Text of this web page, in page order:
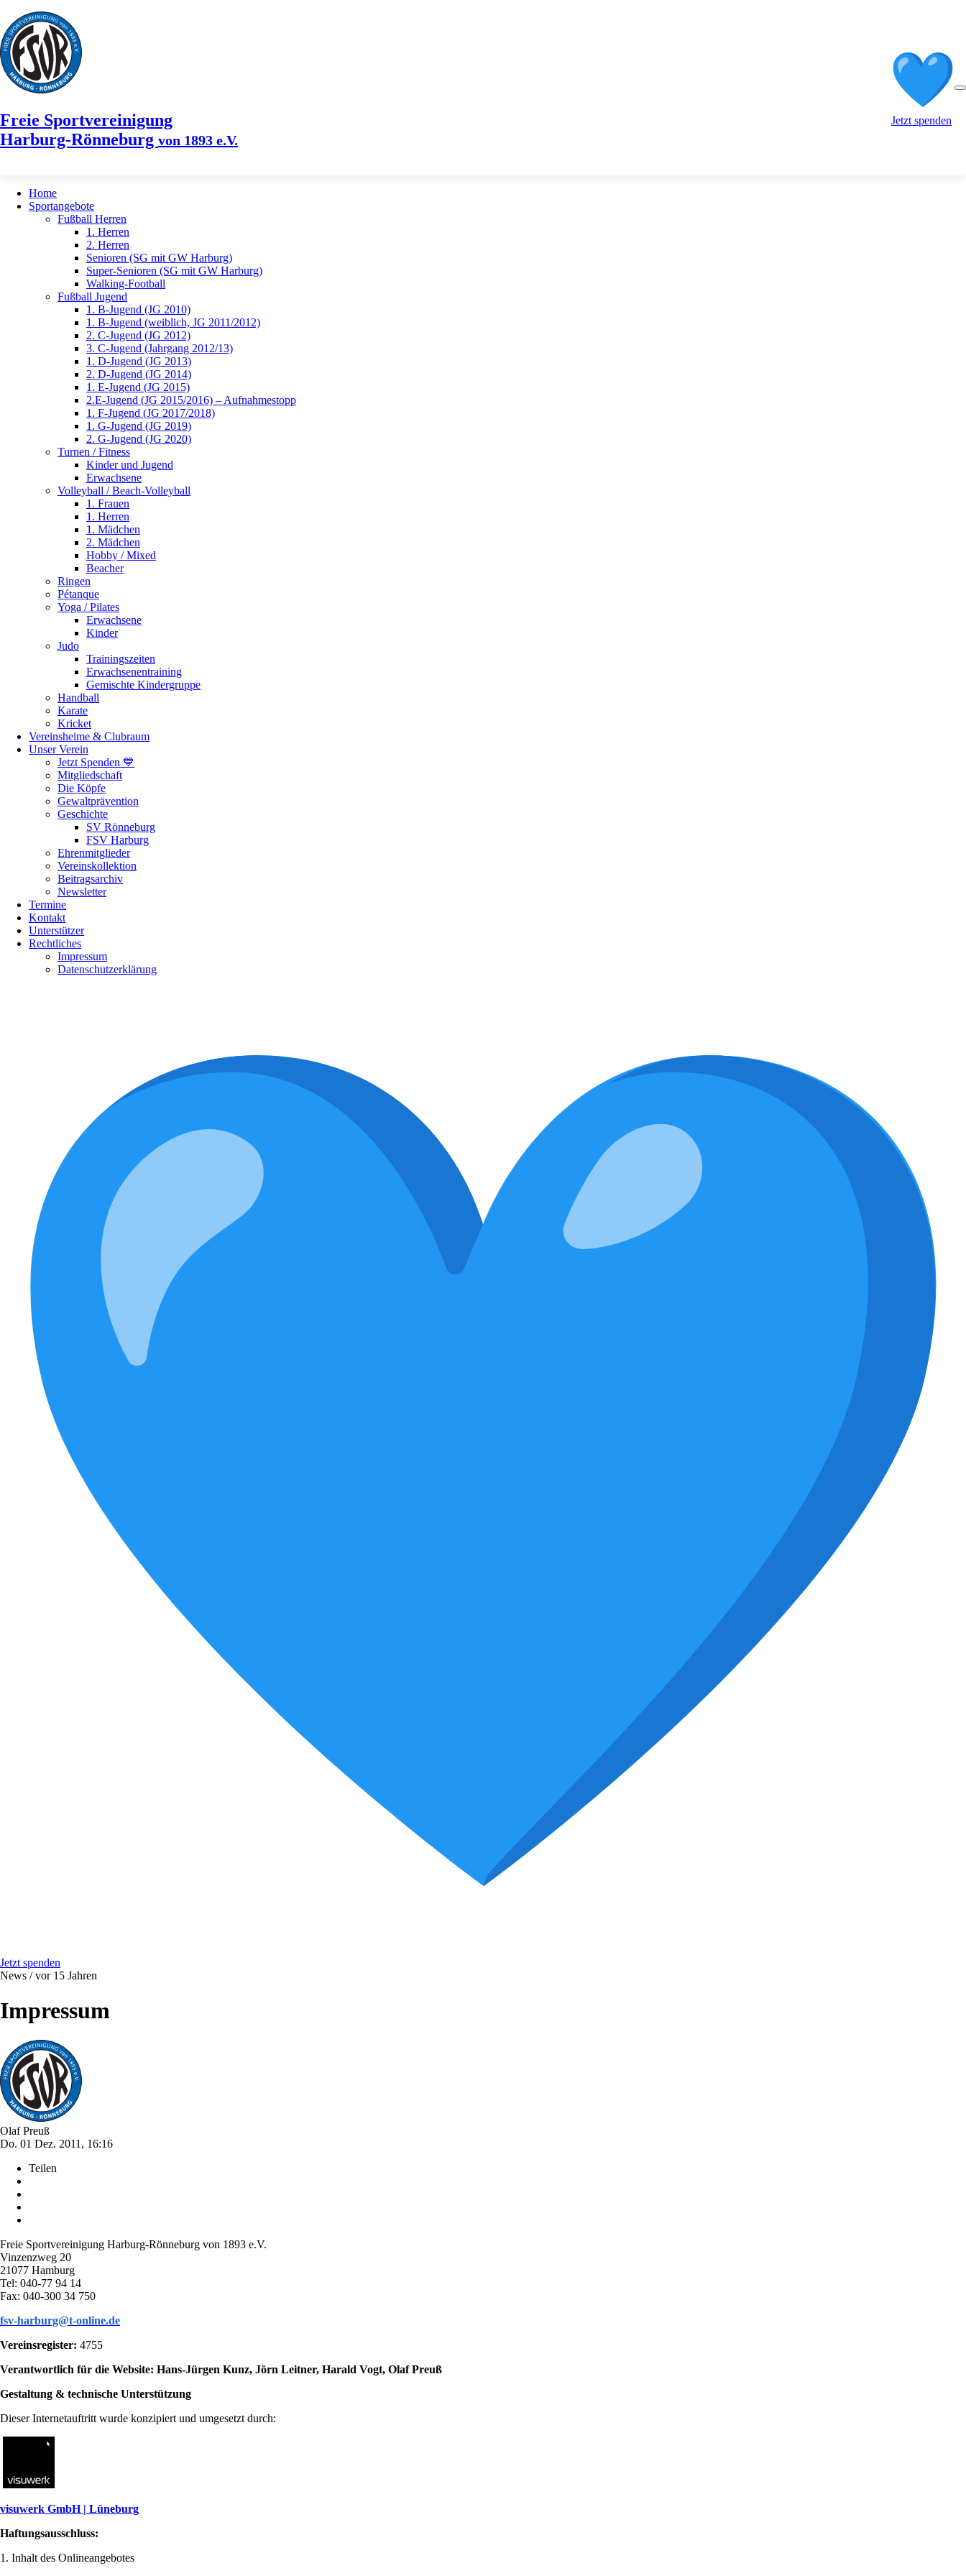
Freie Sportvereinigung
Harburg-Rönneburg von 1893 e.V.
Jetzt spenden
Home
Sportangebote
Fußball Herren
1. Herren
2. Herren
Senioren (SG mit GW Harburg)
Super-Senioren (SG mit GW Harburg)
Walking-Football
Fußball Jugend
1. B-Jugend (JG 2010)
1. B-Jugend (weiblich, JG 2011/2012)
2. C-Jugend (JG 2012)
3. C-Jugend (Jahrgang 2012/13)
1. D-Jugend (JG 2013)
2. D-Jugend (JG 2014)
1. E-Jugend (JG 2015)
2.E-Jugend (JG 2015/2016) – Aufnahmestopp
1. F-Jugend (JG 2017/2018)
1. G-Jugend (JG 2019)
2. G-Jugend (JG 2020)
Turnen / Fitness
Kinder und Jugend
Erwachsene
Volleyball / Beach-Volleyball
1. Frauen
1. Herren
1. Mädchen
2. Mädchen
Hobby / Mixed
Beacher
Ringen
Pétanque
Yoga / Pilates
Erwachsene
Kinder
Judo
Trainingszeiten
Erwachsenentraining
Gemischte Kindergruppe
Handball
Karate
Kricket
Vereinsheime & Clubraum
Unser Verein
Jetzt Spenden 💙
Mitgliedschaft
Die Köpfe
Gewaltprävention
Geschichte
SV Rönneburg
FSV Harburg
Ehrenmitglieder
Vereinskollektion
Beitragsarchiv
Newsletter
Termine
Kontakt
Unterstützer
Rechtliches
Impressum
Datenschutzerklärung
Jetzt spenden
News /vor 15 Jahren
Impressum
Olaf Preuß
Do. 01 Dez. 2011, 16:16
Teilen
Freie Sportvereinigung Harburg-Rönneburg von 1893 e.V.
Vinzenzweg 20
21077 Hamburg
Tel: 040-77 94 14
Fax: 040-300 34 750
fsv-harburg@t-online.de
Vereinsregister: 4755
Verantwortlich für die Website: Hans-Jürgen Kunz, Jörn Leitner, Harald Vogt, Olaf Preuß
Gestaltung & technische Unterstützung
Dieser Internetauftritt wurde konzipiert und umgesetzt durch:
visuwerk GmbH | Lüneburg
Haftungsausschluss:
1. Inhalt des Onlineangebotes